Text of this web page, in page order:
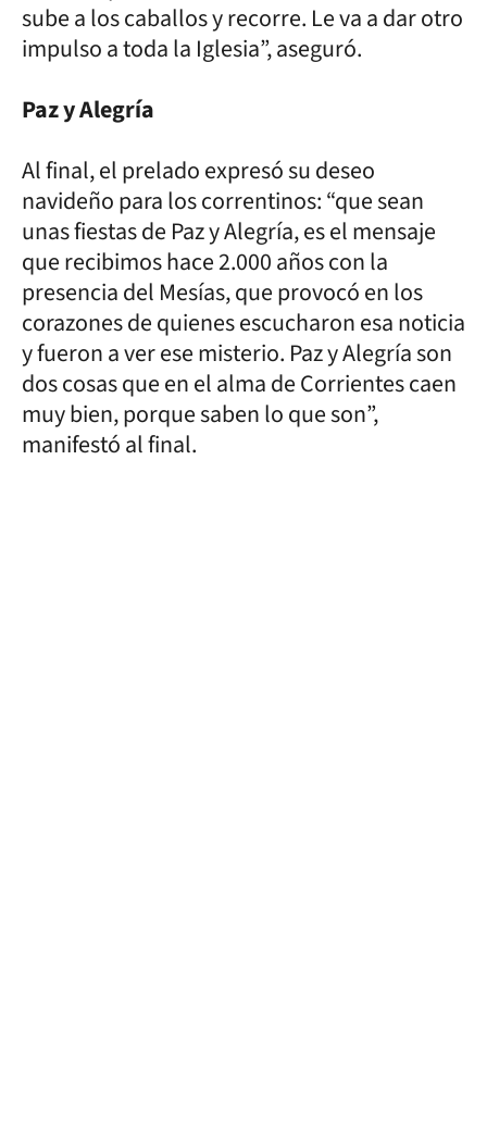
sube a los caballos y recorre. Le va a dar otro
impulso a toda la Iglesia”, aseguró.
Paz y Alegría
Al final, el prelado expresó su deseo
navideño para los correntinos: “que sean
unas fiestas de Paz y Alegría, es el mensaje
que recibimos hace 2.000 años con la
presencia del Mesías, que provocó en los
corazones de quienes escucharon esa noticia
y fueron a ver ese misterio. Paz y Alegría son
dos cosas que en el alma de Corrientes caen
muy bien, porque saben lo que son”,
manifestó al final.